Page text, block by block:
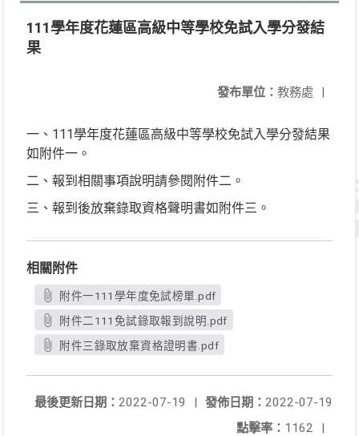
111學年度花蓮區高級中等學校免試入學分發結
果
發布單位： 教務處 |
一、111學年度花蓮區高級中等學校免試入學分發結果
如附件一。
二、報到相關事項說明請參閱附件二。
三、報到後放棄錄取資格聲明書如附件三。
相關附件
附件一111學年度免試榜單.pdf
附件二111免試錄取報到說明.pdf
附件三錄取放棄資格證明書.pdf
發佈日期： 2022-07-19
最後更新日期： 2022-07-19
|
點擊率： 1162 |